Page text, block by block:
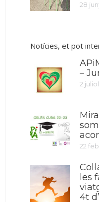
28
Notícies, et pot
–
2
22
les
4t